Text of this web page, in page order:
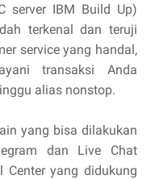
server IBM Build Up)
terkenal dan teruji
service yang handal,
transaksi Anda
alias nonstop.
yang bisa dilakukan
dan Live Chat
Center yang didukung